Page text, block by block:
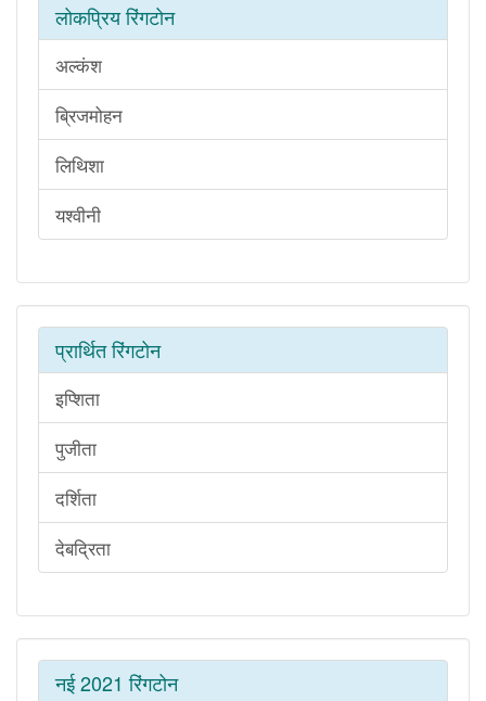
लोकप्रिय रिंगटोन
अल्कंश
ब्रिजमोहन
लिथिशा
यश्वीनी
प्रार्थित रिंगटोन
इप्शिता
पुजीता
दर्शिता
देबद्रिता
नई 2021 रिंगटोन